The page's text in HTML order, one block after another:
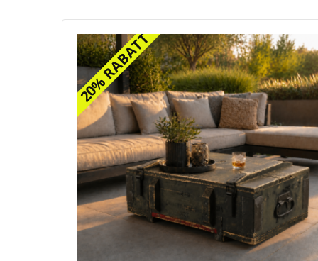
20% RABATT
20% RABATT